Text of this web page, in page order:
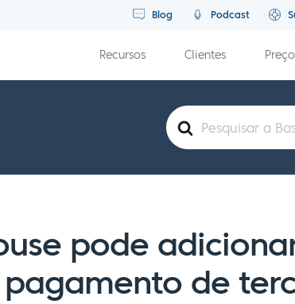
Blog Podcast
Recursos Clientes
Pesquisar
por
pode
de